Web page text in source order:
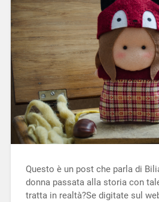
Questo è un post che parla di
donna passata alla storia con
tratta in realtà?Se digitate sul